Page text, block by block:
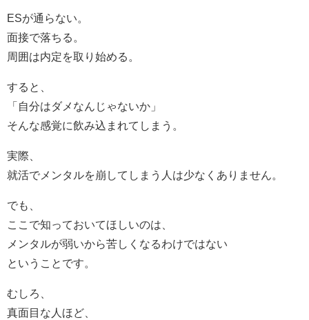
ESが通らない。
面接で落ちる。
周囲は内定を取り始める。
すると、
「自分はダメなんじゃないか」
そんな感覚に飲み込まれてしまう。
実際、
就活でメンタルを崩してしまう人は少なくありません。
でも、
ここで知っておいてほしいのは、
メンタルが弱いから苦しくなるわけではない
ということです。
むしろ、
真面目な人ほど、